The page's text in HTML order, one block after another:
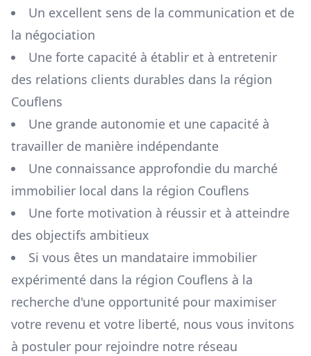
Un excellent sens de la communication et de
la négociation
Une forte capacité à établir et à entretenir
des relations clients durables dans la région
Couflens
Une grande autonomie et une capacité à
travailler de manière indépendante
Une connaissance approfondie du marché
immobilier local dans la région Couflens
Une forte motivation à réussir et à atteindre
des objectifs ambitieux
Si vous êtes un mandataire immobilier
expérimenté dans la région Couflens à la
recherche d'une opportunité pour maximiser
votre revenu et votre liberté, nous vous invitons
à postuler pour rejoindre notre réseau